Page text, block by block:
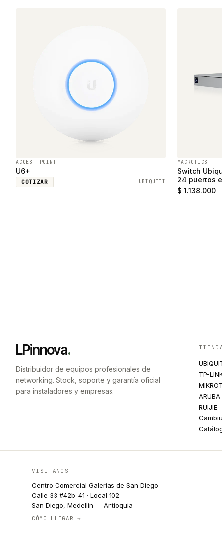
ACCEST POINT
U6+
COTIZAR UBIQUITI
MACROTICS
Switch
24 puertos
SFP
$ 1.138.000
LPinnova.
Distribuidor de equipos profesionales de
networking. Stock, soporte y garantía oficial
para instaladores y empresas.
TP-
ARUBA
RUIJIE
VISITANOS
Centro Comercial Galerias de San Diego
Calle 33 #42b-41 · Local 102
San Diego, Medellín — Antioquia
CÓMO LLEGAR →